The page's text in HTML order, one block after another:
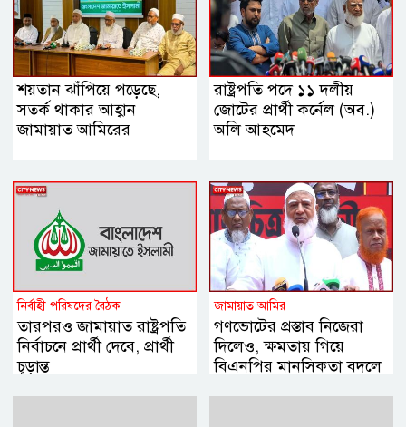
শয়তান ঝাঁপিয়ে পড়েছে,
সতর্ক থাকার আহ্বান
জামায়াত আমিরের
রাষ্ট্রপতি পদে ১১ দলীয়
জোটের প্রার্থী কর্নেল (অব.)
অলি আহমেদ
নির্বাহী পরিষদের বৈঠক
তারপরও জামায়াত রাষ্ট্রপতি
নির্বাচনে প্রার্থী দেবে, প্রার্থী
চূড়ান্ত
জামায়াত আমির
গণভোটের প্রস্তাব নিজেরা
দিলেও, ক্ষমতায় গিয়ে
বিএনপির মানসিকতা বদলে